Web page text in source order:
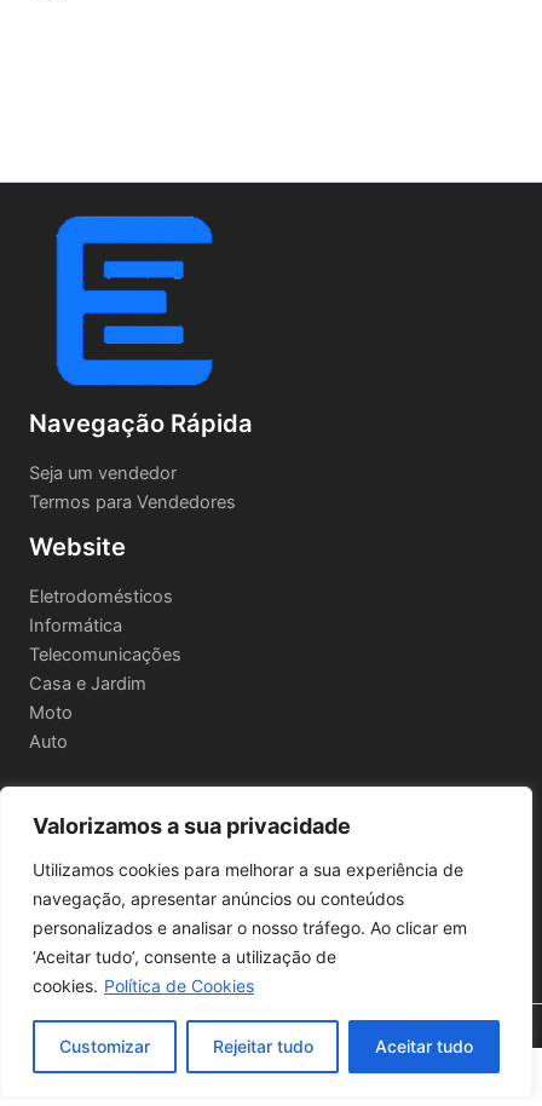
Valorizamos a sua privacidade
Utilizamos cookies para melhorar a sua experiência de
navegação, apresentar anúncios ou conteúdos
personalizados e analisar o nosso tráfego. Ao clicar em
‘Aceitar tudo’, consente a utilização de
cookies. Política de Cookies
Customizar Rejeitar tudo Aceitar tudo
Navegação Rápida
Seja um vendedor
Termos para Vendedores
Website
Eletrodomésticos
Informática
Telecomunicações
Casa e Jardim
Moto
Auto
Informações Legais
Política de privacidade
Termos e Condições
Política de Envio e Devoluções
Copyright © 2026 | Powered byAstra WordPress Theme